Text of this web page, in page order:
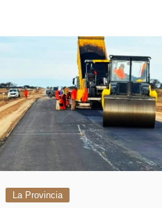
La Provincia